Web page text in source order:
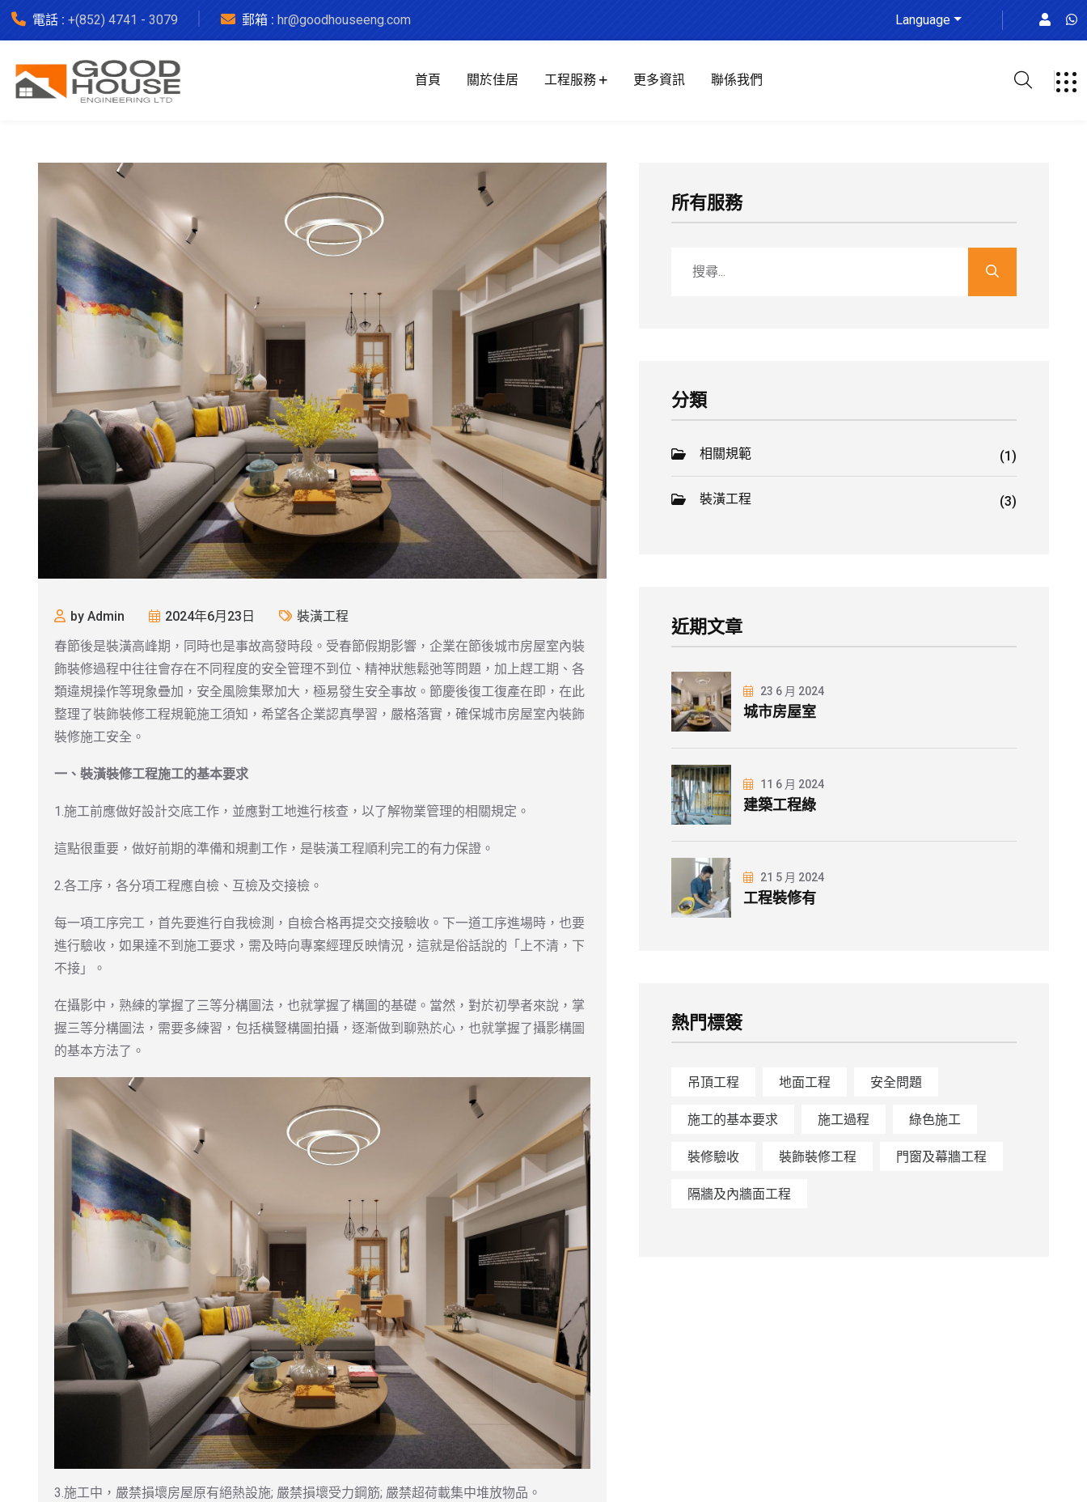
電話 : +(852) 4741 - 3079 郵箱 : hr@goodhouseeng.com Language
首頁 關於佳居 工程服務 更多資訊 聯係我們
by Admin 2024年6月23日
裝潢工程
春節後是裝潢高峰期，同時也是事故高發時段。受春節假期影響，企業在節後城市房屋室內裝
飾裝修過程中往往會存在不同程度的安全管理不到位、精神狀態鬆弛等問題，加上趕工期、各
類違規操作等現象疊加，安全風險集聚加大，極易發生安全事故。節慶後復工復產在即，在此
整理了裝飾裝修工程規範施工須知，希望各企業認真學習，嚴格落實，確保城市房屋室內裝飾
裝修施工安全。
一、裝潢裝修工程施工的基本要求
1.施工前應做好設計交底工作，並應對工地進行核查，以了解物業管理的相關規定。
這點很重要，做好前期的準備和規劃工作，是裝潢工程順利完工的有力保證。
2.各工序，各分項工程應自檢、互檢及交接檢。
每一項工序完工，首先要進行自我檢測，自檢合格再提交交接驗收。下一道工序進場時，也要
進行驗收，如果達不到施工要求，需及時向專案經理反映情況，這就是俗話說的「上不清，下
不接」。
在攝影中，熟練的掌握了三等分構圖法，也就掌握了構圖的基礎。當然，對於初學者來說，掌
握三等分構圖法，需要多練習，包括橫豎構圖拍攝，逐漸做到聊熟於心，也就掌握了攝影構圖
的基本方法了。
3.施工中，嚴禁損壞房屋原有絕熱設施; 嚴禁損壞受力鋼筋; 嚴禁超荷載集中堆放物品。
所有服務
分類
相關規範 (1)
裝潢工程 (3)
近期文章
23 6 月 2024
城市房屋室
11 6 月 2024
建築工程綠
21 5 月 2024
工程裝修有
熱門標簽
吊頂工程 地面工程 安全問題
施工的基本要求 施工過程 綠色施工
裝修驗收 裝飾裝修工程 門窗及幕牆工程
隔牆及內牆面工程